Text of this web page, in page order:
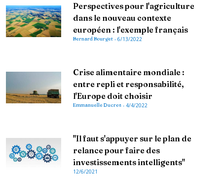
Perspectives pour l'agriculture
dans le nouveau contexte
européen : l'exemple français
Bernard Bourget - 6/13/2022
Crise alimentaire mondiale :
entre repli et responsabilité,
l'Europe doit choisir
Emmanuelle Ducros - 4/4/2022
"Il faut s'appuyer sur le plan de
relance pour faire des
investissements intelligents"
12/6/2021